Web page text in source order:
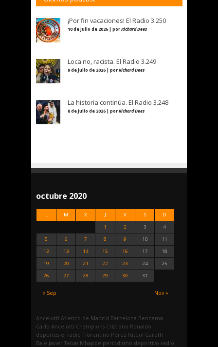
¡Por fin vacaciones! El Radio 3.250
10 de julio de 2026 | porRichard Dees
Loca no, racista. El Radio 3.249
9 de julio de 2026 | porRichard Dees
La historia continúa. El Radio 3.248
8 de julio de 2026 | porRichard Dees
octubre 2020
L M X J V S D
« Sep Nov »
1 2 3
4
5
6 7 8 9 10
11
12
13 14 15 16 17
18
19
20 21 22 23 24
25
26
27 28 29 30 31
Ancelotti Atletico de Madrid Barcelona Benzema
Carlo Ancelotti Champions Cristiano Ronaldo
deportes el radio Florentino Pérez fútbol Gareth
Bale Javier Tebas Mbappe periodismo deportivo radio